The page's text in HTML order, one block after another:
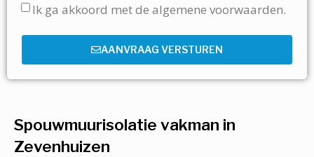
Spouwmuurisolatie vakman in
Zevenhuizen
Ik ga akkoord met de algemene voorwaarden.
AANVRAAG VERSTUREN